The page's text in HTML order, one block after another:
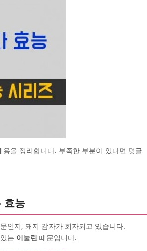
을 정리합니다. 부족한 부분이 있다면 덧글
효능
인지, 돼지 감자가 회자되고 있습니다.
는 이눌린 때문입니다.